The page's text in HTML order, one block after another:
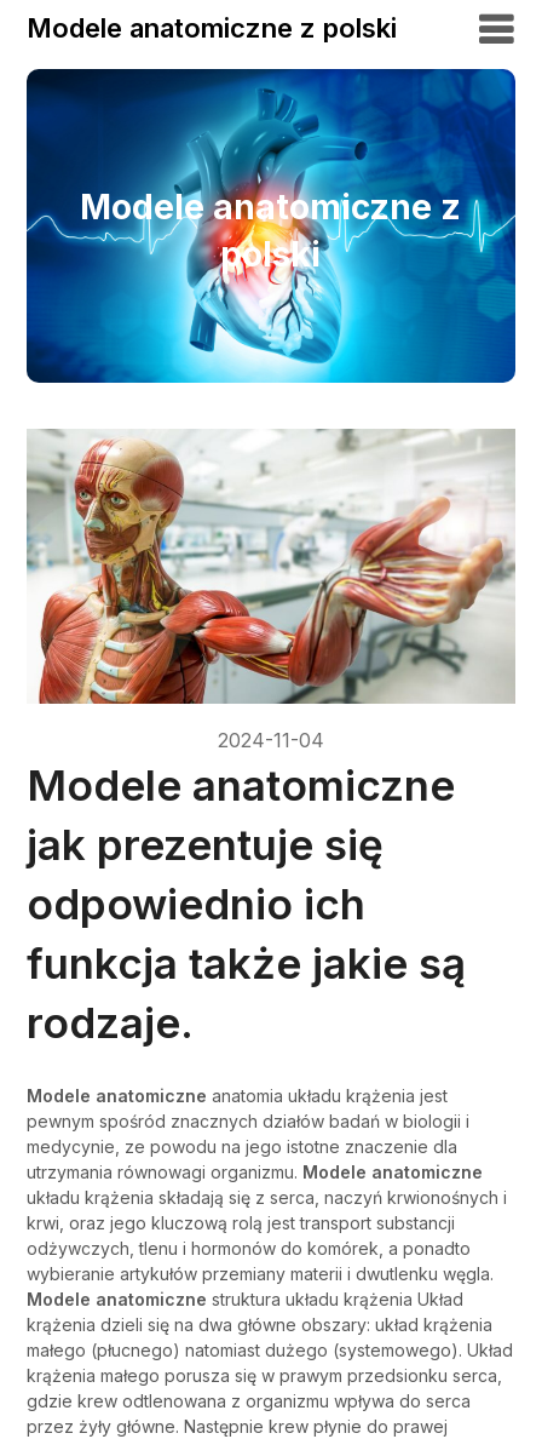
Modele anatomiczne z polski
Modele anatomiczne z
polski
2024-11-04
Modele anatomiczne
jak prezentuje się
odpowiednio ich
funkcja także jakie są
rodzaje.
Modele anatomiczne anatomia układu krążenia jest
pewnym spośród znacznych działów badań w biologii i
medycynie, ze powodu na jego istotne znaczenie dla
utrzymania równowagi organizmu. Modele anatomiczne
układu krążenia składają się z serca, naczyń krwionośnych i
krwi, oraz jego kluczową rolą jest transport substancji
odżywczych, tlenu i hormonów do komórek, a ponadto
wybieranie artykułów przemiany materii i dwutlenku węgla.
Modele anatomiczne struktura układu krążenia Układ
krążenia dzieli się na dwa główne obszary: układ krążenia
małego (płucnego) natomiast dużego (systemowego). Układ
krążenia małego porusza się w prawym przedsionku serca,
gdzie krew odtlenowana z organizmu wpływa do serca
przez żyły główne. Następnie krew płynie do prawej